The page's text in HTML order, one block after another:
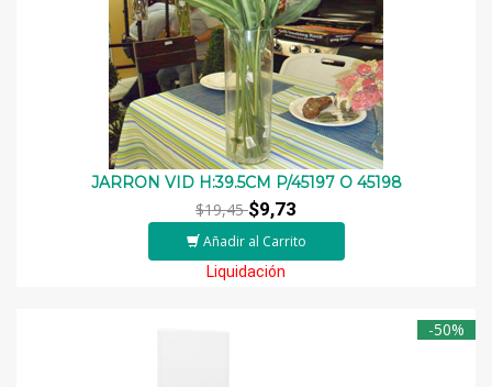
JARRON VID H:39.5CM P/45197 O 45198
$19,45$9,73
Añadir al Carrito
Liquidación
-50%